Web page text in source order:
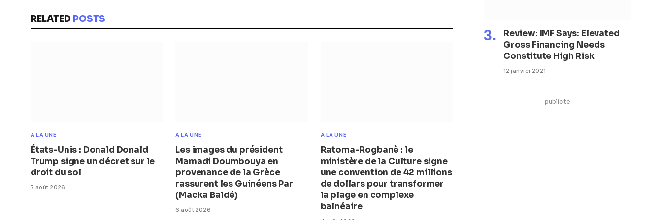
RELATED POSTS
A LA UNE
États-Unis : Donald Donald
Trump signe un décret sur le
droit du sol
7 août 2026
A LA UNE
Les images du président
Mamadi Doumbouya en
provenance de la Grèce
rassurent les Guinéens Par
(Macka Baldé)
6 août 2026
A LA UNE
Ratoma-Rogbanè : le
ministère de la Culture signe
une convention de 42 millions
de dollars pour transformer
la plage en complexe
balnéaire
Review: IMF Says: Elevated
Gross Financing Needs
Constitute High Risk
12 janvier 2021
publicite